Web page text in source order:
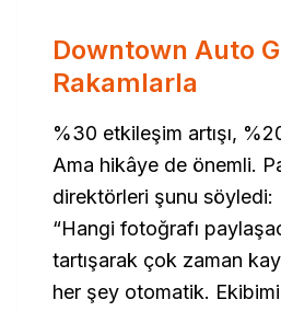
Downtown Auto
Rakamlarla
%30 etkileşim artışı,
Ama hikâye de önemli.
direktörleri şunu söyledi:
“Hangi fotoğrafı
tartışarak çok zaman
her şey otomatik.